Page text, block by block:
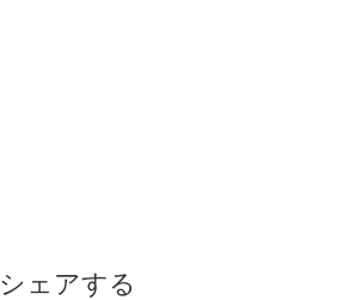
シェアする